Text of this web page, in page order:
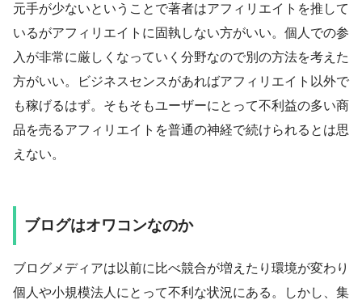
元手が少ないということで著者はアフィリエイトを推して
いるがアフィリエイトに固執しない方がいい。個人での参
入が非常に厳しくなっていく分野なので別の方法を考えた
方がいい。ビジネスセンスがあればアフィリエイト以外で
も稼げるはず。そもそもユーザーにとって不利益の多い商
品を売るアフィリエイトを普通の神経で続けられるとは思
えない。
ブログはオワコンなのか
ブログメディアは以前に比べ競合が増えたり環境が変わり
個人や小規模法人にとって不利な状況にある。しかし、集